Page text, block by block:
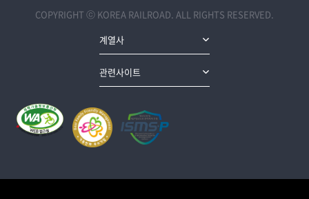
COPYRIGHT ⓒ KOREA RAILROAD. ALL RIGHTS RESERVED.
계열사
관련사이트